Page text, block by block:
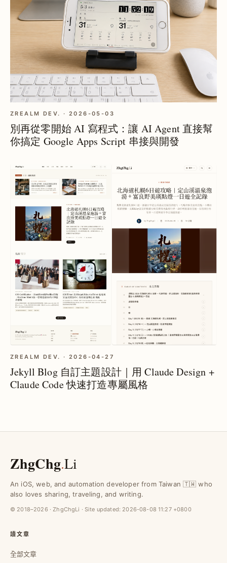
ZREALM DEV. · 2026-05-03
別再從零開始 AI 寫程式：讓 AI Agent 直接幫
你搞定 Google Apps Script 串接與開發
ZREALM DEV. · 2026-04-27
Jekyll Blog 自訂主題設計｜用 Claude Design +
Claude Code 快速打造專屬風格
ZhgChg.Li
An iOS, web, and automation developer from Taiwan 🇹🇼 who
also loves sharing, traveling, and writing.
© 2018–2026 · ZhgChgLi · Site updated: 2026-08-08 11:27 +0800
讀文章
全部文章